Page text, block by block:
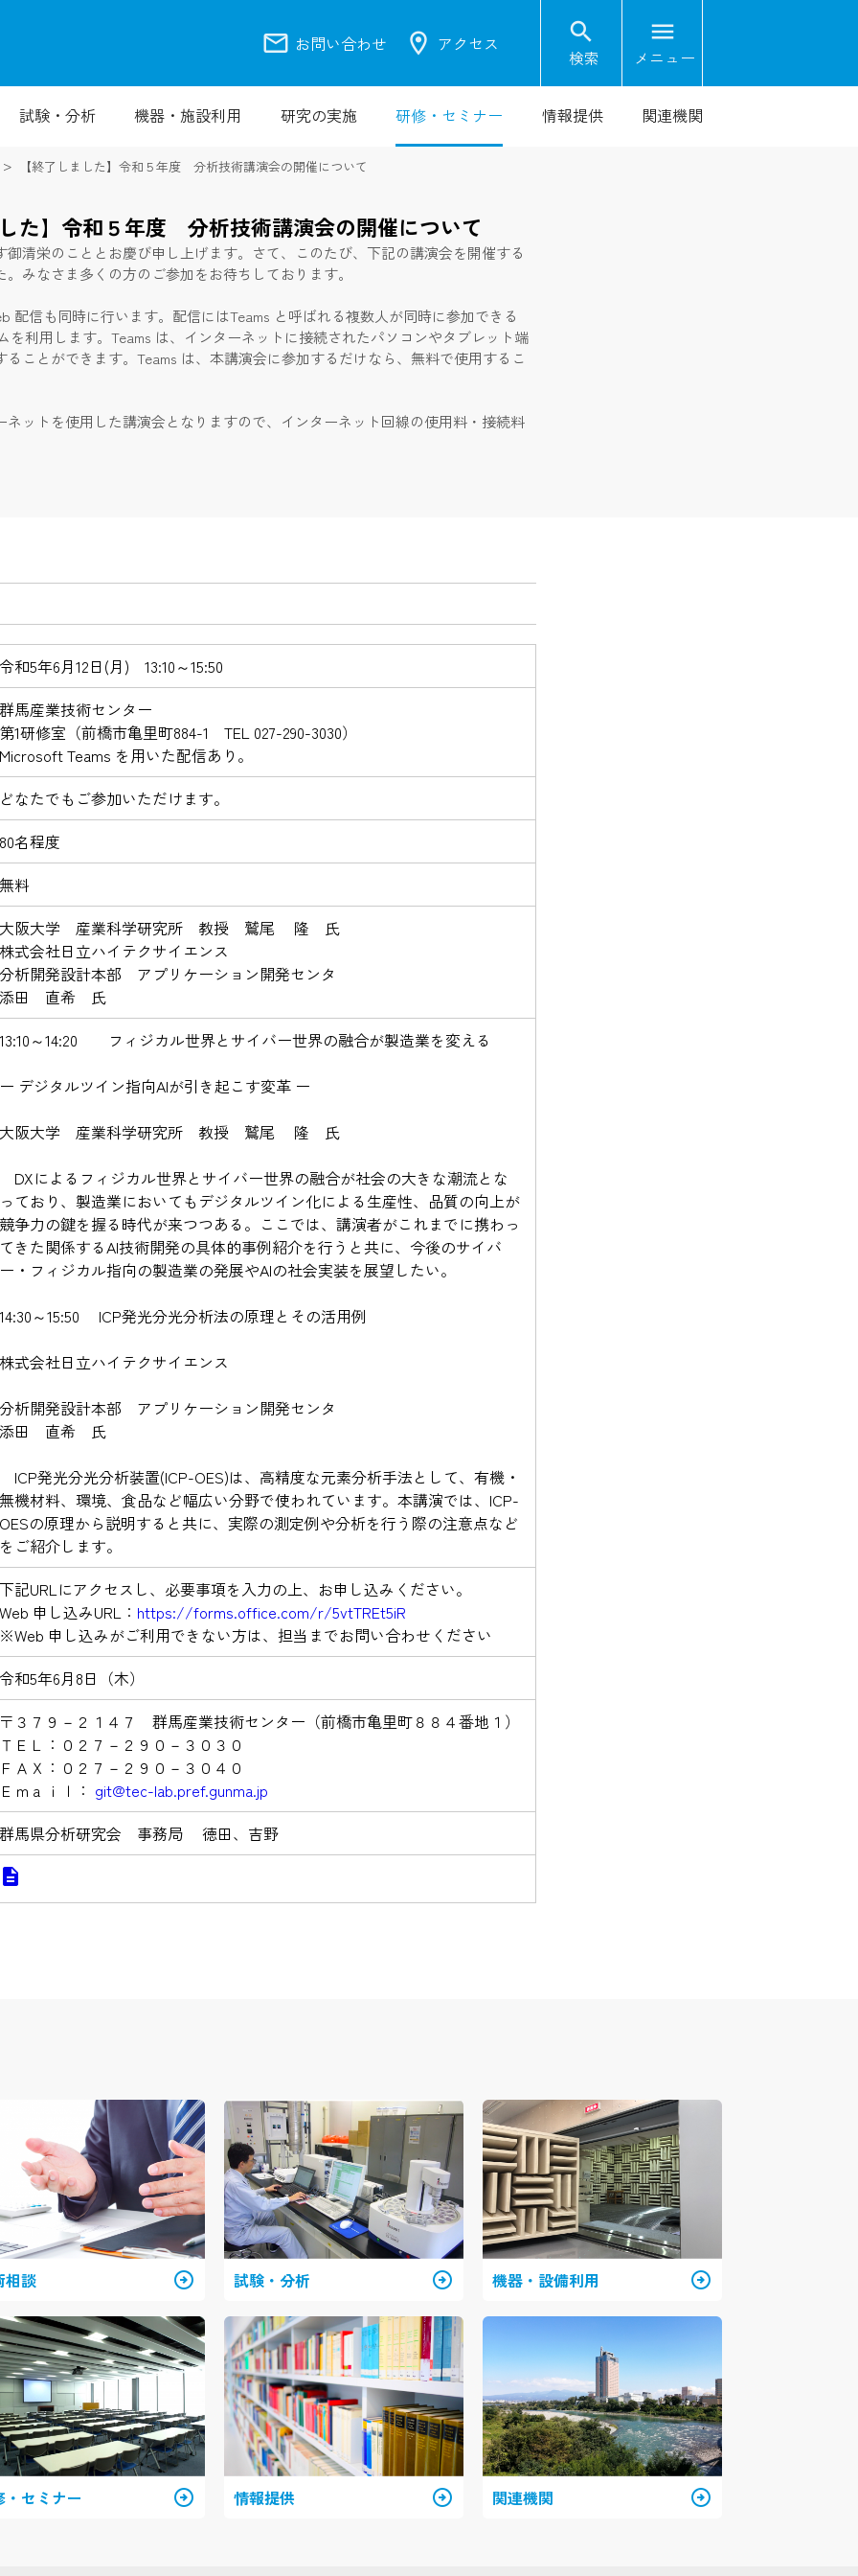
mail お問い合わせ location_on アクセス search
検索
menu
メニュー
試験・分析 機器・施設利用 研究の実施 研修・セミナー 情報提供 関連機関
【終了しました】令和５年度 分析技術講演会の開催について
した】令和５年度 分析技術講演会の開催について
清栄のこととお慶び申し上げます。さて、このたび、下記の講演会を開催する
。みなさま多くの方のご参加をお待ちしております。
配信も同時に行います。配信にはTeams と呼ばれる複数人が同時に参加できる
を利用します。Teams は、インターネットに接続されたパソコンやタブレット端
ることができます。Teams は、本講演会に参加するだけなら、無料で使用するこ
ネットを使用した講演会となりますので、インターネット回線の使用料・接続料
令和5年6月12日(月) 13:10～15:50
群馬産業技術センター
第1研修室（前橋市亀里町884-1 TEL 027-290-3030）
Microsoft Teams を用いた配信あり。
どなたでもご参加いただけます。
80名程度
無料
大阪大学 産業科学研究所 教授 鷲尾 隆 氏
株式会社日立ハイテクサイエンス
分析開発設計本部 アプリケーション開発センタ
添田 直希 氏
13:10～14:20 フィジカル世界とサイバー世界の融合が製造業を変える
ー デジタルツイン指向AIが引き起こす変革 ー
大阪大学 産業科学研究所 教授 鷲尾 隆 氏
DXによるフィジカル世界とサイバー世界の融合が社会の大きな潮流とな
っており、製造業においてもデジタルツイン化による生産性、品質の向上が
競争力の鍵を握る時代が来つつある。ここでは、講演者がこれまでに携わっ
てきた関係するAI技術開発の具体的事例紹介を行うと共に、今後のサイバ
ー・フィジカル指向の製造業の発展やAIの社会実装を展望したい。
14:30～15:50 ICP発光分光分析法の原理とその活用例
株式会社日立ハイテクサイエンス
分析開発設計本部 アプリケーション開発センタ
添田 直希 氏
ICP発光分光分析装置(ICP-OES)は、高精度な元素分析手法として、有機・
無機材料、環境、食品など幅広い分野で使われています。本講演では、ICP-
OESの原理から説明すると共に、実際の測定例や分析を行う際の注意点など
をご紹介します。
下記URLにアクセスし、必要事項を入力の上、お申し込みください。
Web 申し込みURL： https://forms.office.com/r/5vtTREt5iR
※Web 申し込みがご利用できない方は、担当までお問い合わせください
令和5年6月8日（木）
〒３７９－２１４７ 群馬産業技術センター（前橋市亀里町８８４番地１）
ＴＥＬ：０２７－２９０－３０３０
ＦＡＸ：０２７－２９０－３０４０
Ｅｍａｉｌ： git@tec-lab.pref.gunma.jp
群馬県分析研究会 事務局 徳田、吉野
description
相談 arrow_circle_right 試験・分析 arrow_circle_right 機器・設備利用 arrow_circle_right
・セミナー arrow_circle_right 情報提供 arrow_circle_right 関連機関 arrow_circle_right